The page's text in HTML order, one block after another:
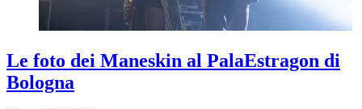
Le foto dei Maneskin al PalaEstragon di
Bologna